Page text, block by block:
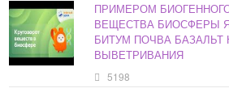
ПРИМЕРОМ
ВЕЩЕСТВА БИОСФЕРЫ
БИТУМ ПОЧВА БАЗАЛЬТ
ВЫВЕТРИВАНИЯ
5198